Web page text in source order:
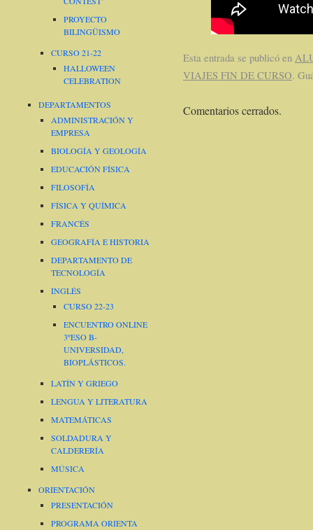
Esta entrada se publicó en
VIAJES FIN DE CURSO.
Comentarios cerrados.
PROYECTO
BILINGÜISMO
CURSO 21-22
HALLOWEEN
CELEBRATION
DEPARTAMENTOS
ADMINISTRACIÓN Y
EMPRESA
BIOLOGÍA Y GEOLOGÍA
EDUCACIÓN FÍSICA
FILOSOFÍA
FÍSICA Y QUÍMICA
FRANCÉS
GEOGRAFÍA E HISTORIA
DEPARTAMENTO DE
TECNOLOGÍA
INGLÉS
CURSO 22-23
ENCUENTRO ONLINE
3ºESO B-
UNIVERSIDAD,
BIOPLÁSTICOS.
LATÍN Y GRIEGO
LENGUA Y LITERATURA
MATEMÁTICAS
SOLDADURA Y
CALDERERÍA
MÚSICA
ORIENTACIÓN
PRESENTACIÓN
PROGRAMA ORIENTA